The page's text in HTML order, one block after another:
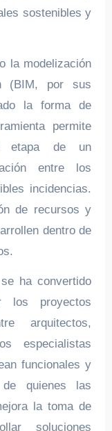
sostenibles y
la modelización
(BIM, por sus
la forma de
permite
etapa de un
entre los
incidencias.
de recursos y
dentro de
ha convertido
los proyectos
arquitectos,
especialistas
funcionales y
quienes las
la toma de
soluciones